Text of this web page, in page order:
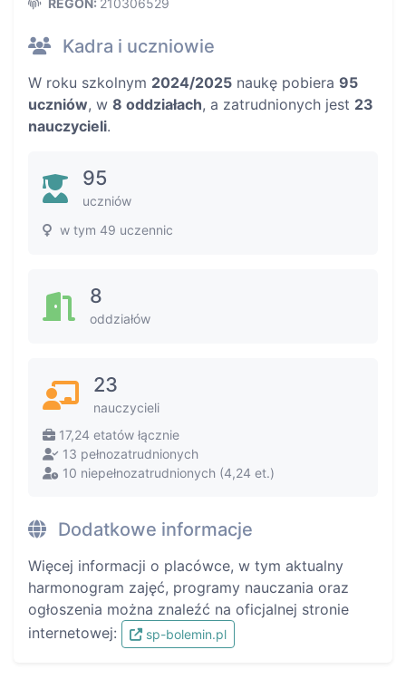
REGON: 210306529
Kadra i uczniowie
W roku szkolnym 2024/2025 naukę pobiera 95
uczniów, w 8 oddziałach, a zatrudnionych jest 23
nauczycieli.
95
uczniów
w tym 49 uczennic
8
oddziałów
23
nauczycieli
17,24 etatów łącznie
13 pełnozatrudnionych
10 niepełnozatrudnionych (4,24 et.)
Dodatkowe informacje
Więcej informacji o placówce, w tym aktualny
harmonogram zajęć, programy nauczania oraz
ogłoszenia można znaleźć na oficjalnej stronie
internetowej:
sp-bolemin.pl